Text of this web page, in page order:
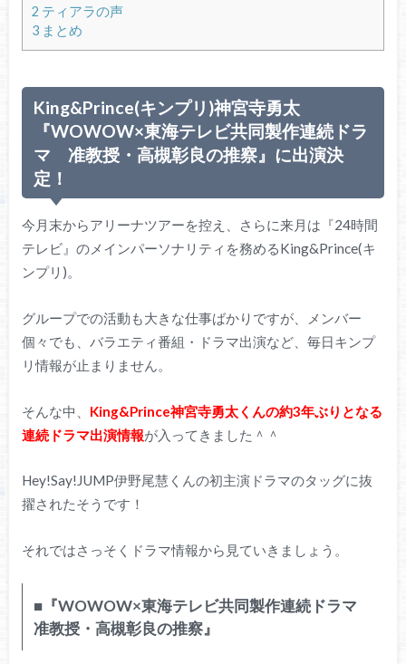
2 ティアラの声
3まとめ
King&Prince(キンプリ)神宮寺勇太
『WOWOW×東海テレビ共同製作連続ドラ
マ 准教授・高槻彰良の推察』に出演決
定！
今月末からアリーナツアーを控え、さらに来月は『24時間
テレビ』のメインパーソナリティを務めるKing&Prince(キ
ンプリ)。
グループでの活動も大きな仕事ばかりですが、メンバー
個々でも、バラエティ番組・ドラマ出演など、毎日キンプ
リ情報が止まりません。
そんな中、 King&Prince神宮寺勇太くんの約3年ぶりとなる
連続ドラマ出演情報が入ってきました＾＾
Hey!Say!JUMP伊野尾慧くんの初主演ドラマのタッグに抜
擢されたそうです！
それではさっそくドラマ情報から見ていきましょう。
■『WOWOW×東海テレビ共同製作連続ドラマ
准教授・高槻彰良の推察』